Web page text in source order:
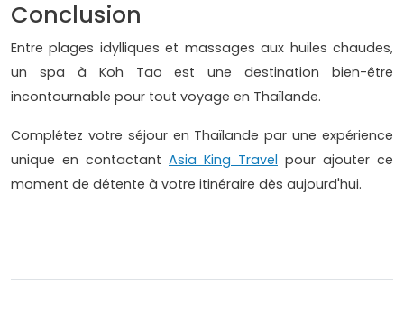
Conclusion
Entre plages idylliques et massages aux huiles chaudes,
un spa à Koh Tao est une destination bien-être
incontournable pour tout voyage en Thaïlande.
Complétez votre séjour en Thaïlande par une expérience
unique en contactant Asia King Travel pour ajouter ce
moment de détente à votre itinéraire dès aujourd'hui.